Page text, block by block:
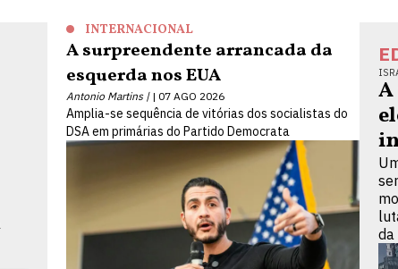
INTERNACIONAL
A surpreendente arrancada da
esquerda nos EUA
Antonio Martins | 07 AGO 2026
Amplia-se sequência de vitórias dos socialistas do
DSA em primárias do Partido Democrata
da